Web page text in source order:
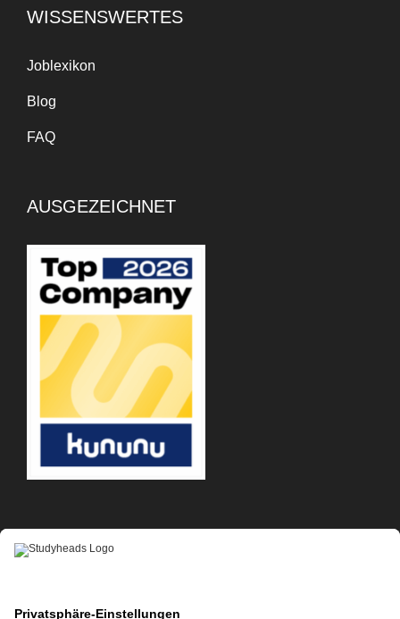
WISSENSWERTES
Joblexikon
Blog
FAQ
AUSGEZEICHNET